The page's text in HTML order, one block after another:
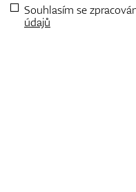
Souhlasím se
údajů